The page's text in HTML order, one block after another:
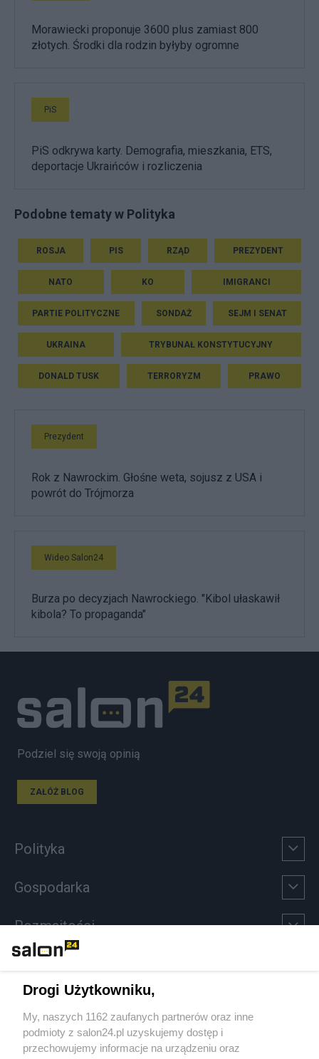
Morawiecki proponuje 3600 plus zamiast 800
złotych. Środki dla rodzin byłyby ogromne
PiS
PiS odkrywa karty. Demografia, mieszkania, ETS,
deportacje Ukraińców i rozliczenia
Podobne tematy w Polityka
ROSJA PIS RZĄD PREZYDENT
NATO KO IMIGRANCI
PARTIE POLITYCZNE SONDAŻ SEJM I SENAT
UKRAINA TRYBUNAŁ KONSTYTUCYJNY
DONALD TUSK TERRORYZM PRAWO
Prezydent
Rok z Nawrockim. Głośne weta, sojusz z USA i
powrót do Trójmorza
Wideo Salon24
Burza po decyzjach Nawrockiego. "Kibol ułaskawił
kibola? To propaganda"
Podziel się swoją opinią
ZAŁÓŻ BLOG
Polityka
Gospodarka
Rozmaitości
Sport
Społeczeństwo
Drogi Użytkowniku,
My, naszych 1162 zaufanych partnerów oraz inne
podmioty z salon24.pl uzyskujemy dostęp i
przechowujemy informacje na urządzeniu oraz